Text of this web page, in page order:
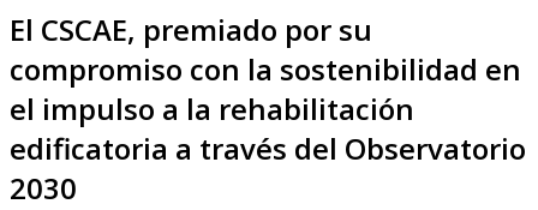
El CSCAE, premiado por su
compromiso con la sostenibilidad en
el impulso a la rehabilitación
edificatoria a través del Observatorio
2030